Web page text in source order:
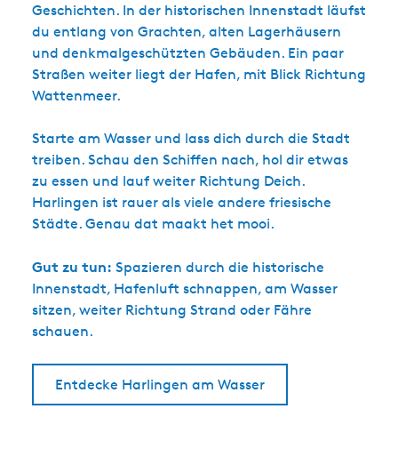
Geschichten. In der historischen Innenstadt läufst
du entlang von Grachten, alten Lagerhäusern
und denkmalgeschützten Gebäuden. Ein paar
Straßen weiter liegt der Hafen, mit Blick Richtung
Wattenmeer.
Starte am Wasser und lass dich durch die Stadt
treiben. Schau den Schiffen nach, hol dir etwas
zu essen und lauf weiter Richtung Deich.
Harlingen ist rauer als viele andere friesische
Städte. Genau dat maakt het mooi.
Gut zu tun: Spazieren durch die historische
Innenstadt, Hafenluft schnappen, am Wasser
sitzen, weiter Richtung Strand oder Fähre
schauen.
Entdecke Harlingen am Wasser